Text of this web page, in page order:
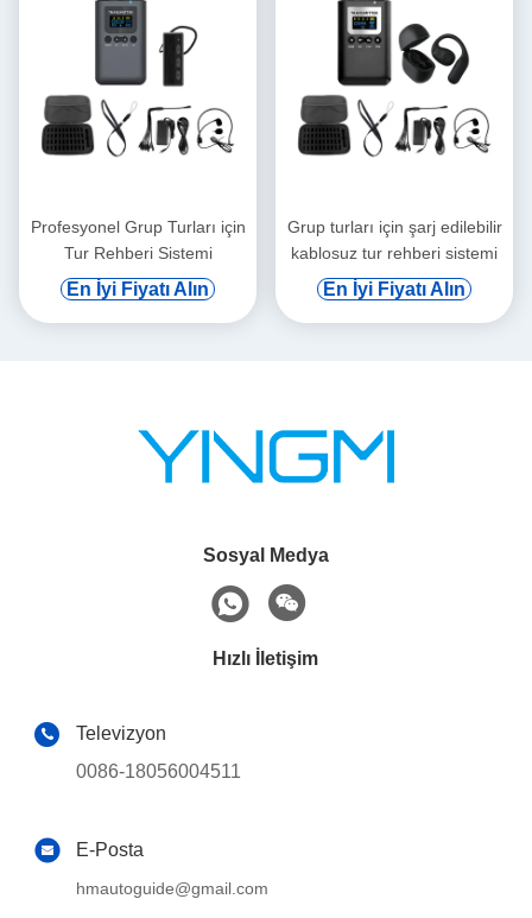
Profesyonel Grup Turları için
Tur Rehberi Sistemi
En İyi Fiyatı Alın
Grup turları için şarj edilebilir
kablosuz tur rehberi sistemi
En İyi Fiyatı Alın
Sosyal Medya
Hızlı İletişim
Televizyon
0086-18056004511
E-Posta
hmautoguide@gmail.com